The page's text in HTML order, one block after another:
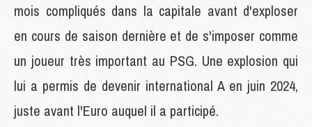
mois compliqués dans la capitale avant d'exploser
en cours de saison dernière et de s'imposer comme
un joueur très important au PSG. Une explosion qui
lui a permis de devenir international A en juin 2024,
juste avant l'Euro auquel il a participé.